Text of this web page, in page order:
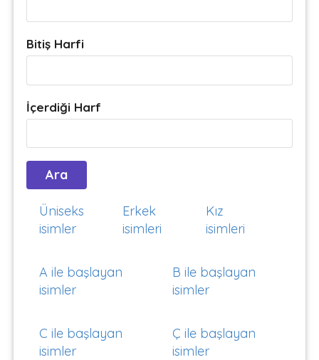
Bitiş Harfi
İçerdiği Harf
Üniseks
isimler
Erkek
isimleri
Kız
isimleri
A ile başlayan
isimler
B ile başlayan
isimler
C ile başlayan
isimler
Ç ile başlayan
isimler